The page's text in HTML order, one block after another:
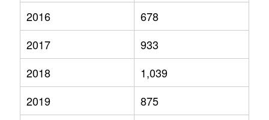
2016
678
2017
933
2018
1,039
2019
875